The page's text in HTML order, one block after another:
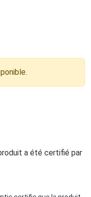
a été certifié par